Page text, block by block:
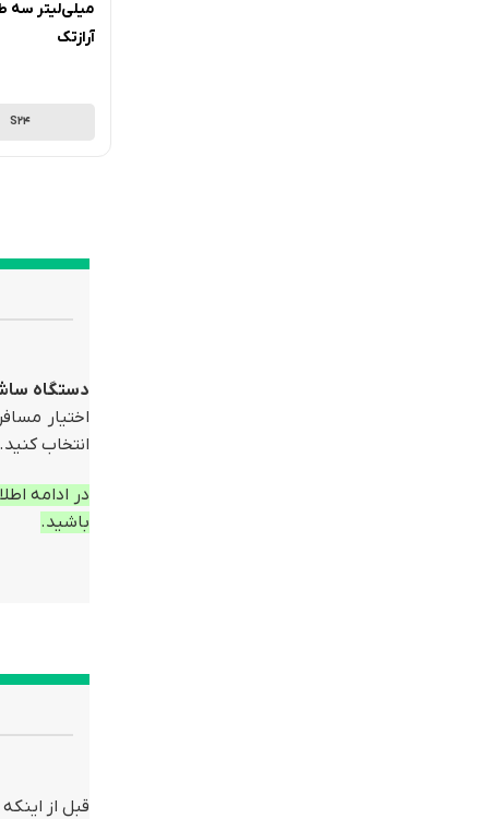
آرازتک
S24
دستگاه
اختیار
انتخاب کنید.
در ادامه
باشید.
قبل از